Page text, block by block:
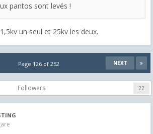
pantos sont levés !
un seul et 25kv les deux.
NEXT
Page 126 of 252
Followers 22